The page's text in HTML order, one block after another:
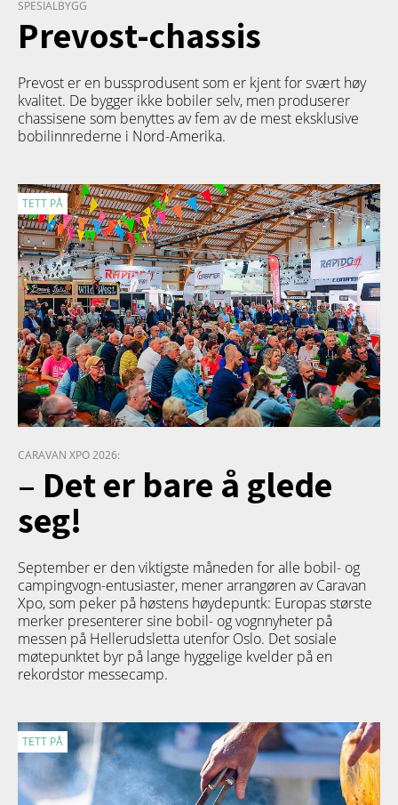
SPESIALBYGG
Prevost-chassis
Prevost er en bussprodusent som er kjent for svært høy
kvalitet. De bygger ikke bobiler selv, men produserer
chassisene som benyttes av fem av de mest eksklusive
bobilinnrederne i Nord-Amerika.
TETT PÅ
CARAVAN XPO 2026:
– Det er bare å glede
seg!
September er den viktigste måneden for alle bobil- og
campingvogn-entusiaster, mener arrangøren av Caravan
Xpo, som peker på høstens høydepuntk: Europas største
merker presenterer sine bobil- og vognnyheter på
messen på Hellerudsletta utenfor Oslo. Det sosiale
møtepunktet byr på lange hyggelige kvelder på en
rekordstor messecamp.
TETT PÅ